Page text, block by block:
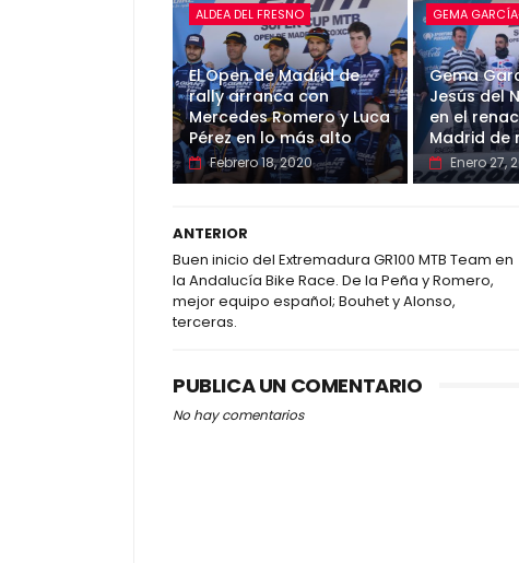
ALDEA DEL FRESNO
El Open de Madrid de
rally arranca con
Mercedes Romero y Luca
Pérez en lo más alto
Febrero 18, 2020
GEMA
Gema
Jesús del
en el
Madrid de
Enero 27,
ANTERIOR
Buen inicio del Extremadura GR100 MTB Team en
la Andalucía Bike Race. De la Peña y Romero,
mejor equipo español; Bouhet y Alonso,
terceras.
PUBLICA UN COMENTARIO
No hay comentarios